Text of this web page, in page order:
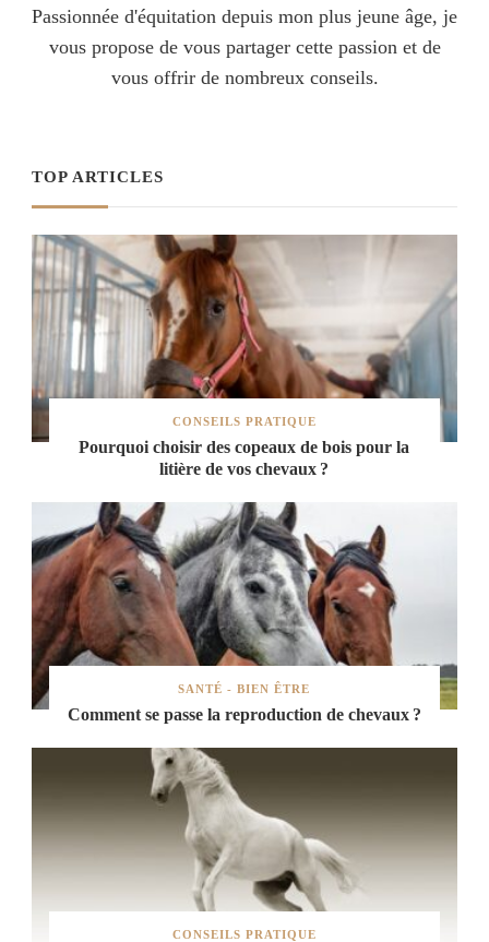
Passionnée d'équitation depuis mon plus jeune âge, je
vous propose de vous partager cette passion et de
vous offrir de nombreux conseils.
TOP ARTICLES
CONSEILS PRATIQUE
Pourquoi choisir des copeaux de bois pour la
litière de vos chevaux ?
SANTÉ - BIEN ÊTRE
Comment se passe la reproduction de chevaux ?
CONSEILS PRATIQUE